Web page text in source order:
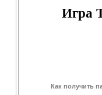
Игра
Как получить